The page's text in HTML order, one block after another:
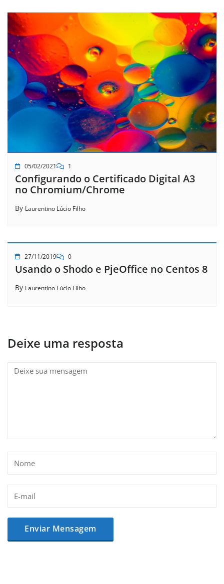
05/02/2021 1
Configurando o Certificado Digital A3
no Chromium/Chrome
By Laurentino Lúcio Filho
27/11/2019 0
Usando o Shodo e PjeOffice no Centos 8
By Laurentino Lúcio Filho
Deixe uma resposta